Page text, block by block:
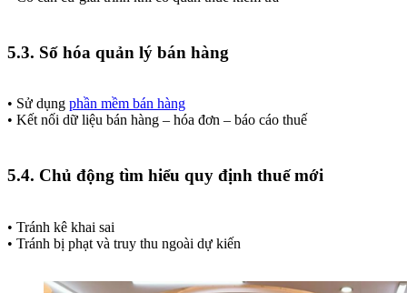
5.3. Số hóa quản lý bán hàng
• Sử dụng phần mềm bán hàng
• Kết nối dữ liệu bán hàng – hóa đơn – báo cáo thuế
5.4. Chủ động tìm hiểu quy định thuế mới
• Tránh kê khai sai
• Tránh bị phạt và truy thu ngoài dự kiến